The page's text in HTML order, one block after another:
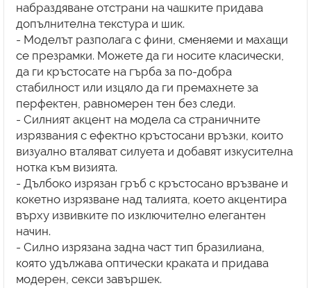
набраздяване отстрани на чашките придава
допълнителна текстура и шик.
- Моделът разполага с фини, сменяеми и махащи
се презрамки. Можете да ги носите класически,
да ги кръстосате на гърба за по-добра
стабилност или изцяло да ги премахнете за
перфектен, равномерен тен без следи.
- Силният акцент на модела са страничните
изрязвания с ефектно кръстосани връзки, които
визуално вталяват силуета и добавят изкусителна
нотка към визията.
- Дълбоко изрязан гръб с кръстосано връзване и
кокетно изрязване над талията, което акцентира
върху извивките по изключително елегантен
начин.
- Силно изрязана задна част тип бразилиана,
която удължава оптически краката и придава
модерен, секси завършек.